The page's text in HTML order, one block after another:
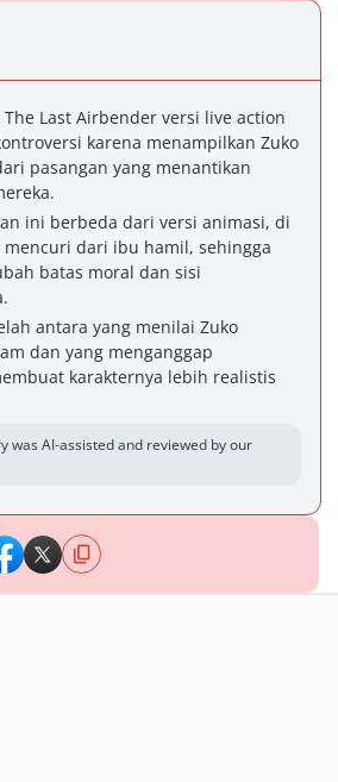
The Last Airbender versi live action
karena menampilkan Zuko
pasangan yang menantikan
ini berbeda dari versi animasi, di
mencuri dari ibu hamil, sehingga
batas moral dan sisi
antara yang menilai Zuko
dan yang menganggap
karakternya lebih realistis
was AI-assisted and reviewed by our